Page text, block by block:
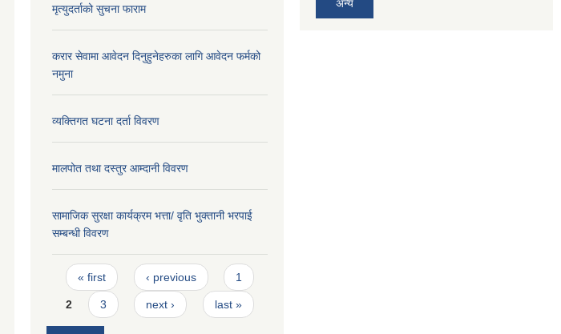
मृत्युदर्ताको सुचना फाराम
करार सेवामा आवेदन दिनुहुनेहरुका लागि आवेदन फर्मको
नमुना
व्यक्तिगत घटना दर्ता विवरण
मालपोत तथा दस्तुर आम्दानी विवरण
सामाजिक सुरक्षा कार्यक्रम भत्ता/ वृति भुक्तानी भरपाई
सम्बन्धी विवरण
Pages
« first ‹ previous 1
2 3 next › last »
अन्य